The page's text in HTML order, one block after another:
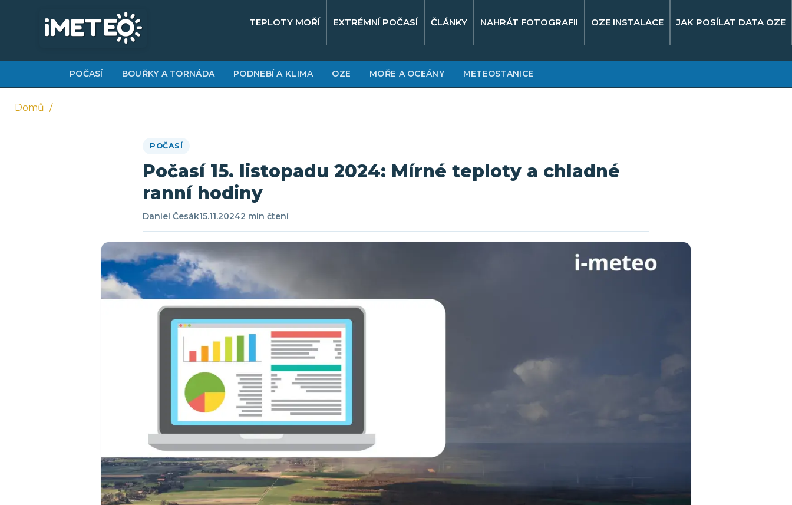
hlavnímu
TEPLOTY MOŘÍ EXTRÉMNÍ POČASÍ ČLÁNKY NAHRÁT FOTOGRAFII OZE INSTALACE JAK POSÍLAT DATA OZE
POČASÍ BOUŘKY A TORNÁDA PODNEBÍ A KLIMA OZE MOŘE A OCEÁNY METEOSTANICE
Domů
POČASÍ
Počasí 15. listopadu 2024: Mírné teploty a chladné
ranní hodiny
Daniel Česák15.11.20242 min čtení